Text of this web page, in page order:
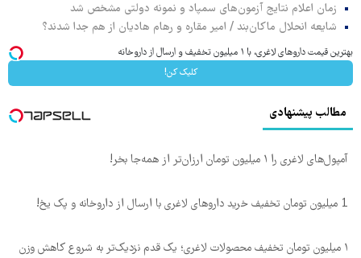
زمان اعلام نتایج آزمون‌های سمپاد و نمونه دولتی مشخص شد
شایعه انحلال ماکان‌بند / امیر مقاره و رهام هادیان از هم جدا شدند؟
بهترین قیمت داروهای لاغری، با ۱ میلیون تخفیف و ارسال از داروخانه‌
کلیک کن!
مطالب پیشنهادی
آمپول‌های لاغری را ۱ میلیون تومان ارزان‌تر از همه‌جا بخر!
1 میلیون تومان تخفیف خرید داروهای لاغری با ارسال از داروخانه و پک یخ!
۱ میلیون تومان تخفیف محصولات لاغری؛ یک قدم نزدیک‌تر به شروع کاهش وزن